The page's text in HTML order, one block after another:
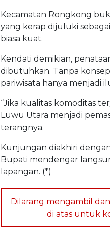
Kecamatan Rongkong
yang kerap dijuluki
biasa kuat.
Kendati demikian,
dibutuhkan. Tanpa
pariwisata hanya menjadi
“Jika kualitas komoditas
Luwu Utara menjadi
terangnya.
Kunjungan diakhiri
Bupati mendengar
lapangan. (*)
Dilarang mengambil
di atas untuk